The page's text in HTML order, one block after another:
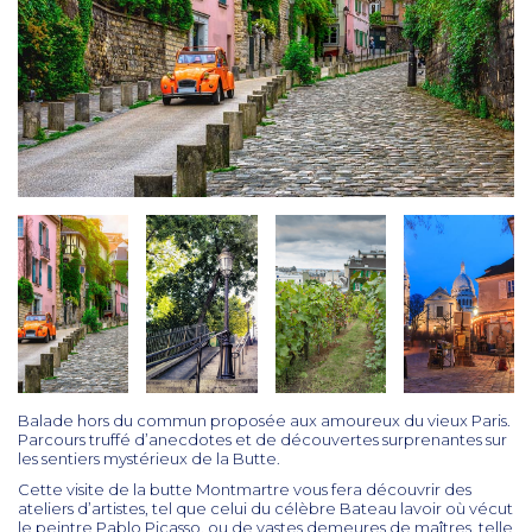
Balade hors du commun proposée aux amoureux du vieux Paris.
Parcours truffé d’anecdotes et de découvertes surprenantes sur
les sentiers mystérieux de la Butte.
Cette visite de la butte Montmartre vous fera découvrir des
ateliers d’artistes, tel que celui du célèbre Bateau lavoir où vécut
le peintre Pablo Picasso, ou de vastes demeures de maîtres, telle